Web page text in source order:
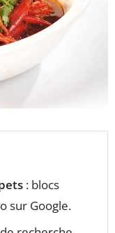
: blocs
sur Google.